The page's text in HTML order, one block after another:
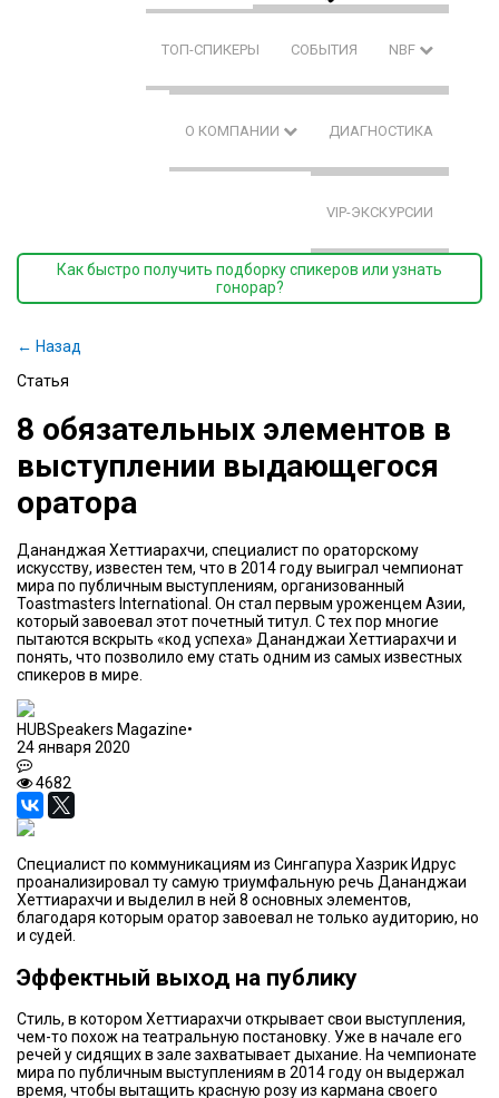
ТОП-СПИКЕРЫ СОБЫТИЯ NBF
О КОМПАНИИ ДИАГНОСТИКА
VIP-ЭКСКУРСИИ
Как быстро получить подборку спикеров или узнать
гонорар?
← Назад
Статья
8 обязательных элементов в
выступлении выдающегося
оратора
Дананджая Хеттиарахчи, специалист по ораторскому
искусству, известен тем, что в 2014 году выиграл чемпионат
мира по публичным выступлениям, организованный
Toastmasters International. Он стал первым уроженцем Азии,
который завоевал этот почетный титул. С тех пор многие
пытаются вскрыть «код успеха» Дананджаи Хеттиарахчи и
понять, что позволило ему стать одним из самых известных
спикеров в мире.
HUBSpeakers Magazine•
24 января 2020
4682
Специалист по коммуникациям из Сингапура Хазрик Идрус
проанализировал ту самую триумфальную речь Дананджаи
Хеттиарахчи и выделил в ней 8 основных элементов,
благодаря которым оратор завоевал не только аудиторию, но
и судей.
Эффектный выход на публику
Стиль, в котором Хеттиарахчи открывает свои выступления,
чем-то похож на театральную постановку. Уже в начале его
речей у сидящих в зале захватывает дыхание. На чемпионате
мира по публичным выступлениям в 2014 году он выдержал
время, чтобы вытащить красную розу из кармана своего